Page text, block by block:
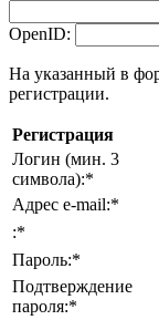
OpenID:
На указанный в
регистрации.
Регистрация
Логин (мин. 3
символа):*
Адрес e-mail:*
:*
Пароль:*
Подтверждение
пароля:*